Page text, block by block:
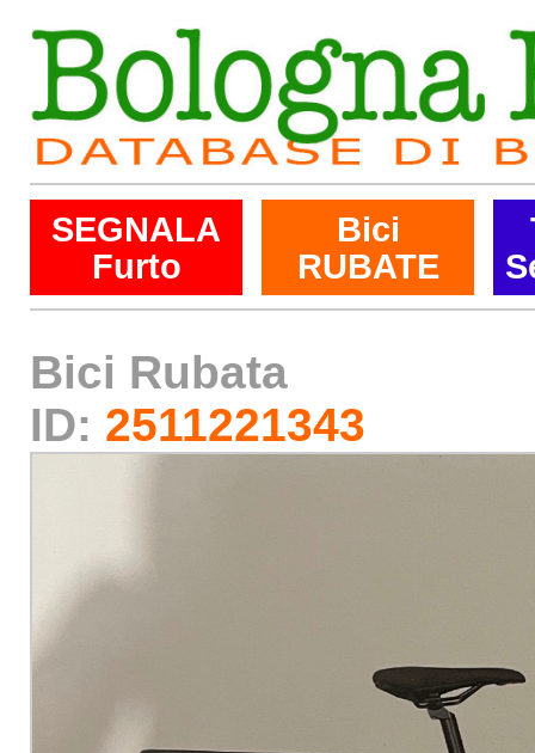
SEGNALA
Furto
Bici
RUBATE
Bici Rubata
ID: 2511221343